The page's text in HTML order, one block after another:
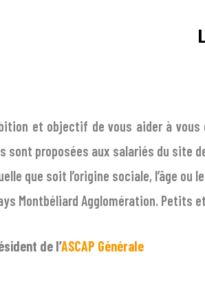
et objectif de vous aider à
proposées aux salariés du site
que soit l’origine sociale, l’âge
Montbéliard Agglomération.
de l’ASCAP Générale